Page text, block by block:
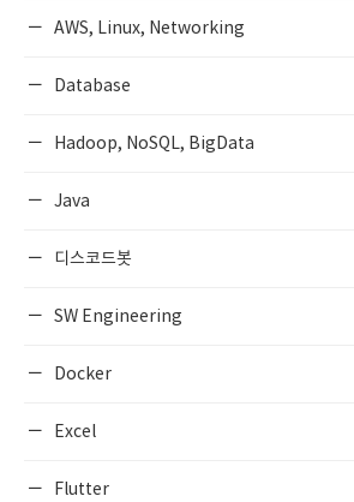
AWS, Linux, Networking
Database
Hadoop, NoSQL, BigData
Java
디스코드봇
SW Engineering
Docker
Excel
Flutter